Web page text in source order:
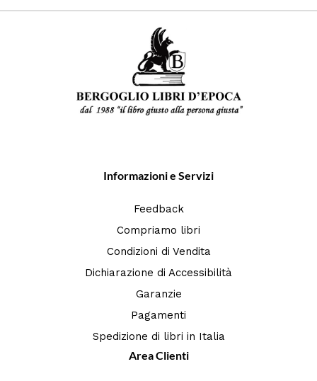
Informazioni e Servizi
Feedback
Compriamo libri
Condizioni di Vendita
Dichiarazione di Accessibilità
Garanzie
Pagamenti
Spedizione di libri in Italia
Area Clienti